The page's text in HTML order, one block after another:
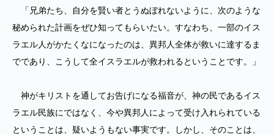
「兄弟たち、自分を賢い者とうぬぼれないように、次のような
秘められた計画をぜひ知ってもらいたい。すなわち、一部のイス
ラエル人がかたくなになったのは、異邦人全体が救いに達するま
でであり、こうして全イスラエルが救われるということです。」
神がキリストを通してお告げになる福音が、神の民であるイス
ラエル民族にではなく、今や異邦人によって受け入れられている
ということは、疑いようもない事実です。しかし、そのことは、